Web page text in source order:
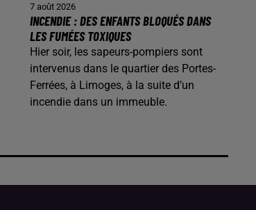
7 août 2026
INCENDIE : DES ENFANTS BLOQUÉS DANS
LES FUMÉES TOXIQUES
Hier soir, les sapeurs-pompiers sont
intervenus dans le quartier des Portes-
Ferrées, à Limoges, à la suite d’un
incendie dans un immeuble.